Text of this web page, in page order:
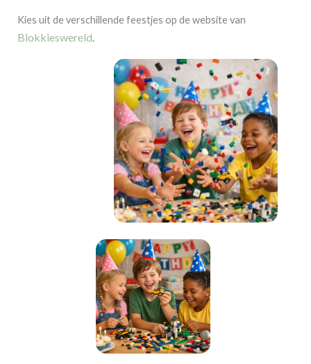
Kies uit de verschillende feestjes op de website van
Blokkieswereld